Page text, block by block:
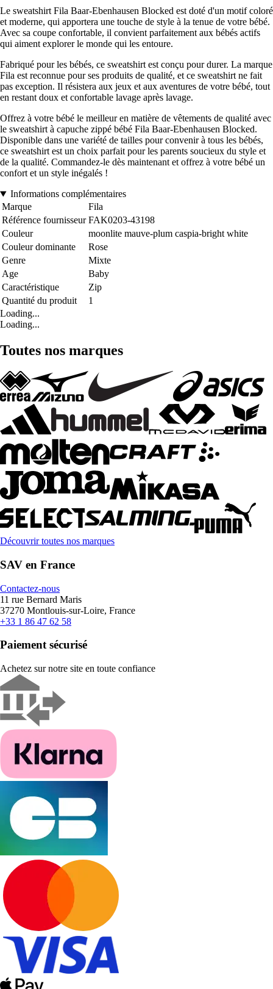
Le sweatshirt Fila Baar-Ebenhausen Blocked est doté d'un motif coloré
et moderne, qui apportera une touche de style à la tenue de votre bébé.
Avec sa coupe confortable, il convient parfaitement aux bébés actifs
qui aiment explorer le monde qui les entoure.
Fabriqué pour les bébés, ce sweatshirt est conçu pour durer. La marque
Fila est reconnue pour ses produits de qualité, et ce sweatshirt ne fait
pas exception. Il résistera aux jeux et aux aventures de votre bébé, tout
en restant doux et confortable lavage après lavage.
Offrez à votre bébé le meilleur en matière de vêtements de qualité avec
le sweatshirt à capuche zippé bébé Fila Baar-Ebenhausen Blocked.
Disponible dans une variété de tailles pour convenir à tous les bébés,
ce sweatshirt est un choix parfait pour les parents soucieux du style et
de la qualité. Commandez-le dès maintenant et offrez à votre bébé un
confort et un style inégalés !
Informations complémentaires
Marque
Fila
Référence fournisseur FAK0203-43198
Couleur
moonlite mauve-plum caspia-bright white
Couleur dominante
Rose
Genre
Mixte
Age
Baby
Caractéristique
Zip
Quantité du produit
1
Loading...
Loading...
Toutes nos marques
Découvrir toutes nos marques
SAV en France
Contactez-nous
11 rue Bernard Maris
37270 Montlouis-sur-Loire, France
+33 1 86 47 62 58
Paiement sécurisé
Achetez sur notre site en toute confiance